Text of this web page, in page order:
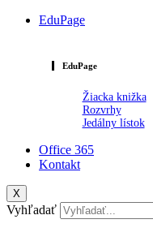
EduPage
EduPage
Žiacka knižka
Rozvrhy
Jedálny lístok
Office 365
Kontakt
X
Vyhľadať